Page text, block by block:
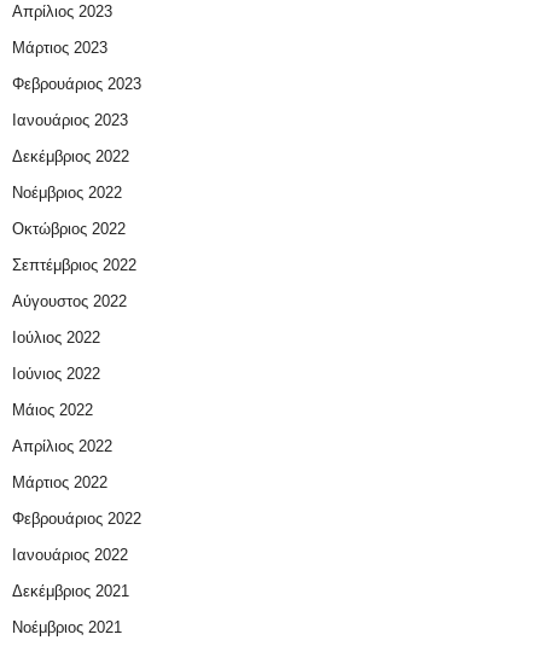
Απρίλιος 2023
Μάρτιος 2023
Φεβρουάριος 2023
Ιανουάριος 2023
Δεκέμβριος 2022
Νοέμβριος 2022
Οκτώβριος 2022
Σεπτέμβριος 2022
Αύγουστος 2022
Ιούλιος 2022
Ιούνιος 2022
Μάιος 2022
Απρίλιος 2022
Μάρτιος 2022
Φεβρουάριος 2022
Ιανουάριος 2022
Δεκέμβριος 2021
Νοέμβριος 2021